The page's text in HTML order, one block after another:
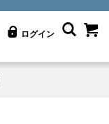
ログイン